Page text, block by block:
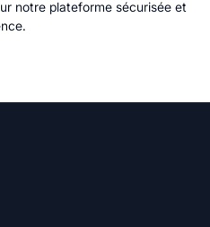
notre plateforme sécurisée et